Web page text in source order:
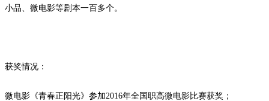
小品、微电影等剧本一百多个。
获奖情况：
微电影《青春正阳光》参加2016年全国职高微电影比赛获奖；